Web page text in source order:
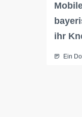
ihr
Ein